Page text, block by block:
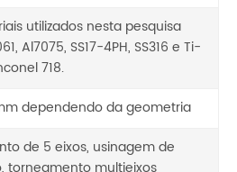
utilizados nesta pesquisa
Al7075, SS17-4PH, SS316 e Ti-
718.
dependendo da geometria
de 5 eixos, usinagem de